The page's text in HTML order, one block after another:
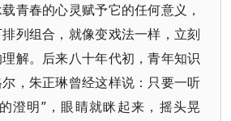
青春的心灵赋予它的任何意义，
列组合，就像变戏法一样，立刻
解。后来八十年代初，青年知识
，朱正琳曾经这样说：只要一听
澄明”，眼睛就眯起来，摇头晃